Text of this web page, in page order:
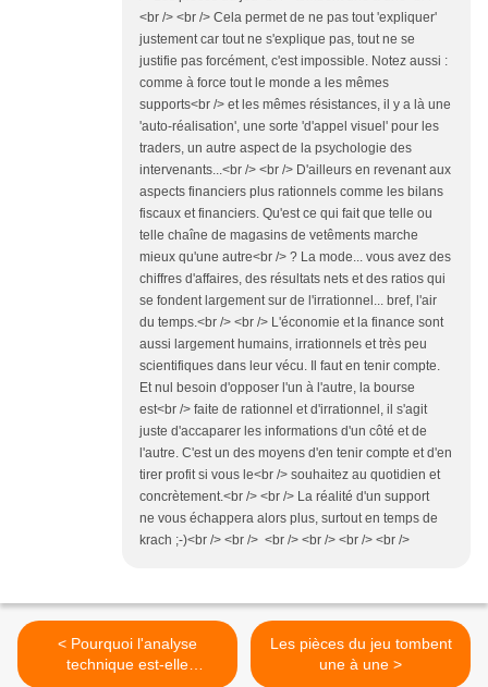
<br /> <br /> Cela permet de ne pas tout 'expliquer'
justement car tout ne s'explique pas, tout ne se
justifie pas forcément, c'est impossible. Notez aussi :
comme à force tout le monde a les mêmes
supports<br /> et les mêmes résistances, il y a là une
'auto-réalisation', une sorte 'd'appel visuel' pour les
traders, un autre aspect de la psychologie des
intervenants...<br /> <br /> D'ailleurs en revenant aux
aspects financiers plus rationnels comme les bilans
fiscaux et financiers. Qu'est ce qui fait que telle ou
telle chaîne de magasins de vetêments marche
mieux qu'une autre<br /> ? La mode... vous avez des
chiffres d'affaires, des résultats nets et des ratios qui
se fondent largement sur de l'irrationnel... bref, l'air
du temps.<br /> <br /> L'économie et la finance sont
aussi largement humains, irrationnels et très peu
scientifiques dans leur vécu. Il faut en tenir compte.
Et nul besoin d'opposer l'un à l'autre, la bourse
est<br /> faite de rationnel et d'irrationnel, il s'agit
juste d'accaparer les informations d'un côté et de
l'autre. C'est un des moyens d'en tenir compte et d'en
tirer profit si vous le<br /> souhaitez au quotidien et
concrètement.<br /> <br /> La réalité d'un support
ne vous échappera alors plus, surtout en temps de
krach ;-)<br /> <br /> <br /> <br /> <br /> <br />
< Pourquoi l'analyse
technique est-elle
Les pièces du jeu tombent
une à une >